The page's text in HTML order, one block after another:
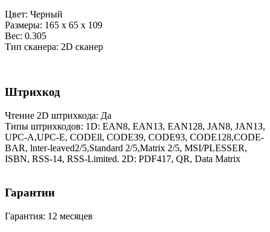
Цвет: Черный
Размеры: 165 х 65 х 109
Вес: 0.305
Тип сканера: 2D сканер
Штрихкод
Чтение 2D штрихкода: Да
Типы штрихкодов: 1D: EAN8, EAN1З, EAN128, JAN8, JAN1З,
UPC-A,UPC-E, CODEll, СОDЕЗ9, CODE93, CODE128,CODE-
BAR, lnter-leaved2/5,Standard 2/5,Matrix 2/5, MSI/PLESSER,
ISBN, RSS-14, RSS-Limited. 2D: PDF417, QR, Data Matrix
Гарантии
Гарантия: 12 месяцев